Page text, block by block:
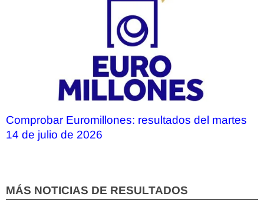
Comprobar Euromillones: resultados del martes
14 de julio de 2026
MÁS NOTICIAS DE RESULTADOS